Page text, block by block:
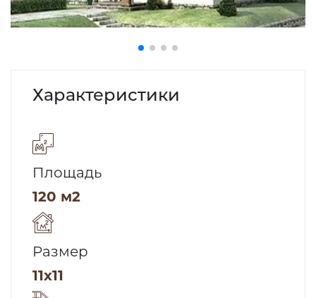
Характеристики
Площадь
120 м2
Размер
11х11